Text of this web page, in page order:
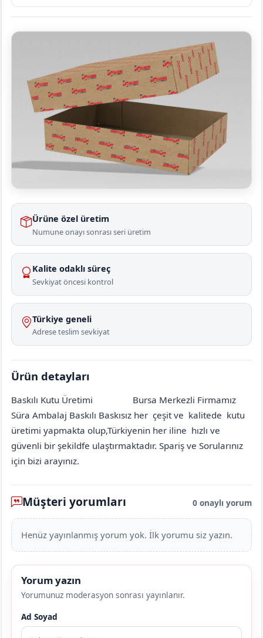
Ürüne özel üretim
Numune onayı sonrası seri üretim
Kalite odaklı süreç
Sevkiyat öncesi kontrol
Türkiye geneli
Adrese teslim sevkiyat
Ürün detayları
Baskılı Kutu Üretimi
Bursa Merkezli Firmamız
Süra Ambalaj Baskılı Baskısız her çeşit ve kalitede kutu
üretimi yapmakta olup,Türkiyenin her iline hızlı ve
güvenli bir şekildfe ulaştırmaktadır. Spariş ve Sorularınız
için bizi arayınız.
Müşteri yorumları 0 onaylı yorum
Henüz yayınlanmış yorum yok. İlk yorumu siz yazın.
Yorum yazın
Yorumunuz moderasyon sonrası yayınlanır.
Ad Soyad